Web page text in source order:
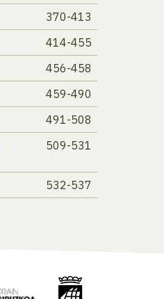
370-413
414-455
456-458
459-490
491-508
509-531
532-537